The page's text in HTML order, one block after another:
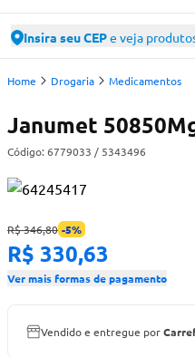
Insira seu CEPe veja
Home Drogaria Medicamentos
Janumet
Código: 6779033 / 5343496
R$ 346,80 -5%
R$ 330,63
Ver mais formas de pagamento
Vendido e entregue por